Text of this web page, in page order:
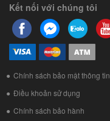
Kết nối với chúng tôi
Chính sách bảo mật thông tin
Điều khoản sử dụng
Chính sách bảo hành